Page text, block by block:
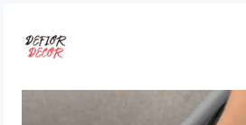
content